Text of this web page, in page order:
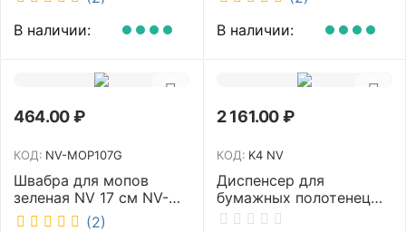
телескопическая
рукоятка 70-125 см NV-
SM2712
В наличии:
В наличии:
464.00₽
КОД: NV-MOP107G
Швабра для мопов
зеленая NV 17 см NV-
MOP107G (2)
2 161.00₽
КОД: K4 NV
Диспенсер для
бумажных полотенец
NV белый K4 NV